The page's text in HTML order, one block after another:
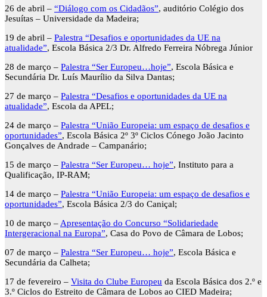
26 de abril – “Diálogo com os Cidadãos”, auditório Colégio dos
Jesuítas – Universidade da Madeira;
19 de abril – Palestra “Desafios e oportunidades da UE na
atualidade”, Escola Básica 2/3 Dr. Alfredo Ferreira Nóbrega Júnior
28 de março – Palestra “Ser Europeu…hoje”, Escola Básica e
Secundária Dr. Luís Maurílio da Silva Dantas;
27 de março – Palestra “Desafios e oportunidades da UE na
atualidade”, Escola da APEL;
24 de março – Palestra “União Europeia: um espaço de desafios e
oportunidades”, Escola Básica 2º 3º Ciclos Cónego João Jacinto
Gonçalves de Andrade – Campanário;
15 de março – Palestra “Ser Europeu… hoje”, Instituto para a
Qualificação, IP-RAM;
14 de março – Palestra “União Europeia: um espaço de desafios e
oportunidades”, Escola Básica 2/3 do Caniçal;
10 de março – Apresentação do Concurso “Solidariedade
Intergeracional na Europa”, Casa do Povo de Câmara de Lobos;
07 de março – Palestra “Ser Europeu… hoje”, Escola Básica e
Secundária da Calheta;
17 de fevereiro – Visita do Clube Europeu da Escola Básica dos 2.º e
3.º Ciclos do Estreito de Câmara de Lobos ao CIED Madeira;